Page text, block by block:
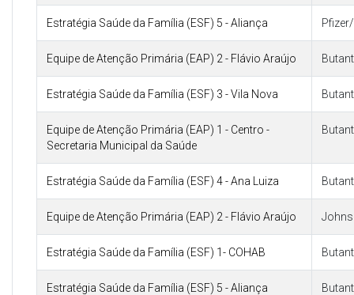
Estratégia Saúde da Família (ESF) 5 - Aliança
Equipe de Atenção Primária (EAP) 2 - Flávio Araújo
Estratégia Saúde da Família (ESF) 3 - Vila Nova
Equipe de Atenção Primária (EAP) 1 - Centro -
Secretaria Municipal da Saúde
Estratégia Saúde da Família (ESF) 4 - Ana Luiza
Equipe de Atenção Primária (EAP) 2 - Flávio Araújo
Estratégia Saúde da Família (ESF) 1- COHAB
Estratégia Saúde da Família (ESF) 5 - Aliança